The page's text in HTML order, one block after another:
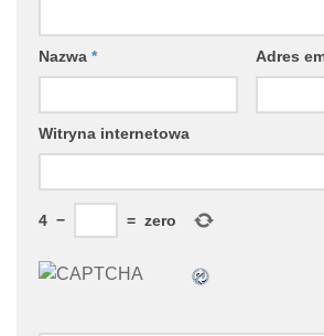
Nazwa * Adres
Witryna internetowa
4 − = zero